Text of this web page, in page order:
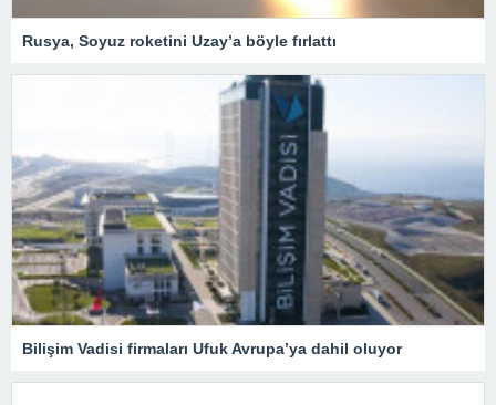
Rusya, Soyuz roketini Uzay’a böyle fırlattı
Bilişim Vadisi firmaları Ufuk Avrupa’ya dahil oluyor